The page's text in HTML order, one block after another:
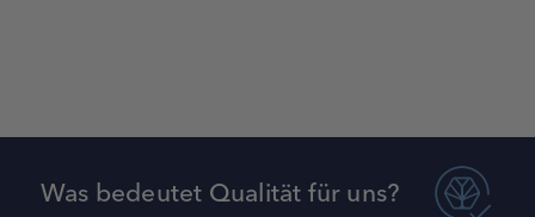
Was bedeutet Qualität für uns?